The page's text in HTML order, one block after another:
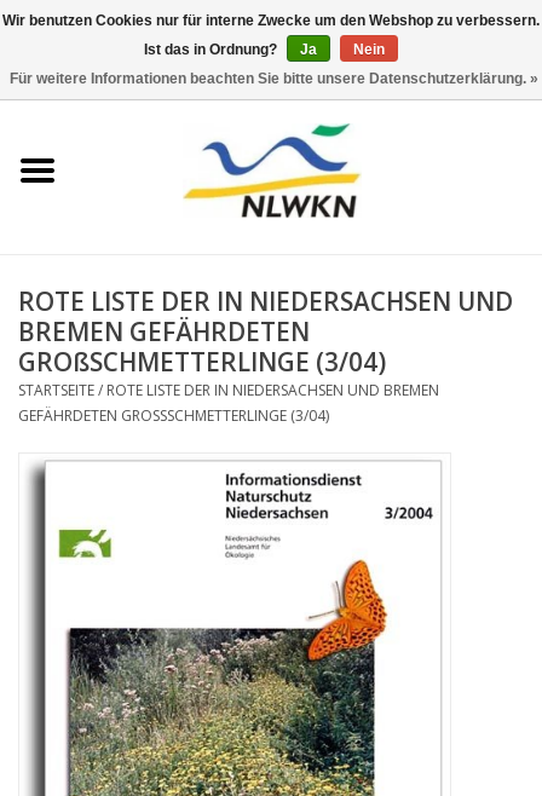
Neuerscheinungen
Wasserwirtschaft
Jahresberichte
Informationsbroschüre NLWKN
ROTE LISTE DER IN NIEDERSACHSEN UND
BREMEN GEFÄHRDETEN
GROßSCHMETTERLINGE (3/04)
STARTSEITE/ ROTE LISTE DER IN NIEDERSACHSEN UND BREMEN
GEFÄHRDETEN GROSSSCHMETTERLINGE (3/04)
Wir benutzen Cookies nur für interne Zwecke um den Webshop zu verbessern.
Ist das in Ordnung?
Ja
Nein
Für weitere Informationen beachten Sie bitte unsere Datenschutzerklärung. »